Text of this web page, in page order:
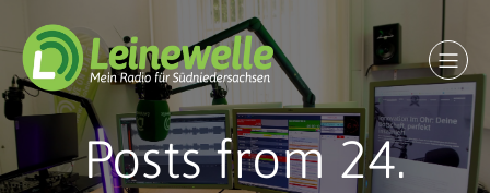
Posts from 24.